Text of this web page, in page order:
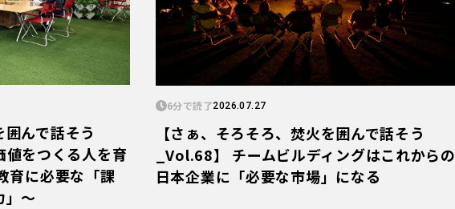
囲んで話そう
値をつくる人を育
育に必要な「課
」〜
6分で読了2026.07.27
【さぁ、そろそろ、焚火を囲んで話そう
_Vol.68】 チームビルディングはこれからの
日本企業に「必要な市場」になる